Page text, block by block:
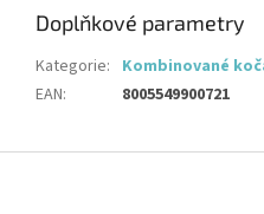
Doplňkové parametry
Kategorie: Kombinované
EAN: 8005549900721